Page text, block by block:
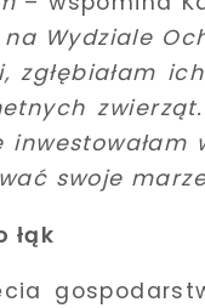
Wydziale
zgłębiałam
swoje
łąk